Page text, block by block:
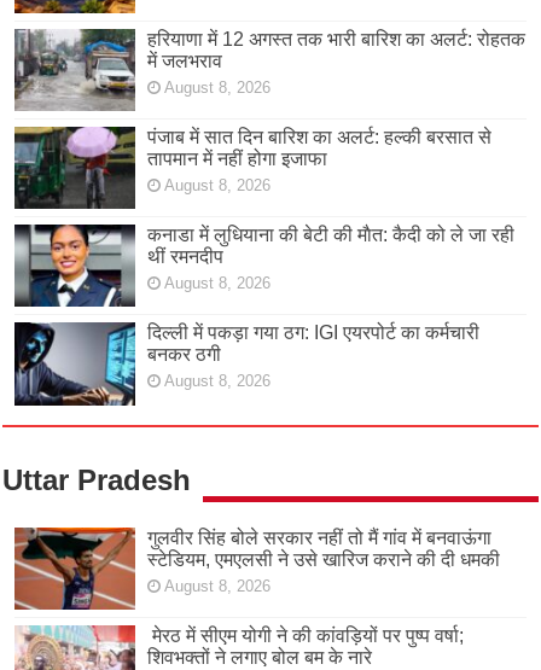
हरियाणा में 12 अगस्त तक भारी बारिश का अलर्ट: रोहतक
में जलभराव
August 8, 2026
पंजाब में सात दिन बारिश का अलर्ट: हल्की बरसात से
तापमान में नहीं होगा इजाफा
August 8, 2026
कनाडा में लुधियाना की बेटी की माैत: कैदी को ले जा रही
थीं रमनदीप
August 8, 2026
दिल्ली में पकड़ा गया ठग: IGI एयरपोर्ट का कर्मचारी
बनकर ठगी
August 8, 2026
Uttar Pradesh
गुलवीर सिंह बोले सरकार नहीं तो मैं गांव में बनवाऊंगा
स्टेडियम, एमएलसी ने उसे खारिज कराने की दी धमकी
August 8, 2026
मेरठ में सीएम योगी ने की कांवड़ियों पर पुष्प वर्षा;
शिवभक्तों ने लगाए बोल बम के नारे